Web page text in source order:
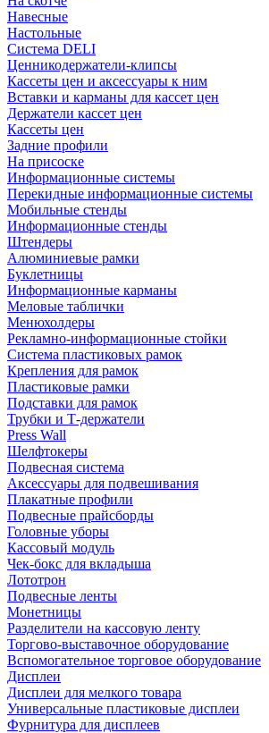
Навесные
Настольные
Система DELI
Ценникодержатели-клипсы
Кассеты цен и аксессуары к ним
Вставки и карманы для кассет цен
Держатели кассет цен
Кассеты цен
Задние профили
На присоске
Информационные системы
Перекидные информационные системы
Мобильные стенды
Информационные стенды
Штендеры
Алюминиевые рамки
Буклетницы
Информационные карманы
Меловые таблички
Менюхолдеры
Рекламно-информационные стойки
Система пластиковых рамок
Крепления для рамок
Пластиковые рамки
Подставки для рамок
Трубки и Т-держатели
Press Wall
Шелфтокеры
Подвесная система
Аксессуары для подвешивания
Плакатные профили
Подвесные прайсборды
Головные уборы
Кассовый модуль
Чек-бокс для вкладыша
Лототрон
Подвесные ленты
Монетницы
Разделители на кассовую ленту
Торгово-выставочное оборудование
Вспомогательное торговое оборудование
Дисплеи
Дисплеи для мелкого товара
Универсальные пластиковые дисплеи
Фурнитура для дисплеев